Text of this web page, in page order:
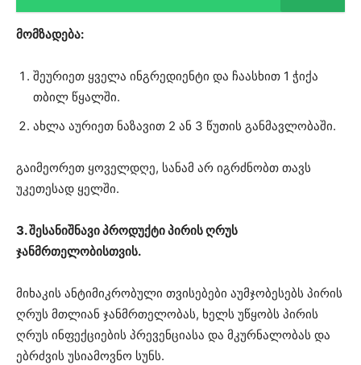
მომზადება:
შეურიეთ ყველა ინგრედიენტი და ჩაასხით 1 ჭიქა
თბილ წყალში.
ახლა აურიეთ ნაზავით 2 ან 3 წუთის განმავლობაში.
გაიმეორეთ ყოველდღე, სანამ არ იგრძნობთ თავს
უკეთესად ყელში.
3. შესანიშნავი პროდუქტი პირის ღრუს
ჯანმრთელობისთვის.
მიხაკის ანტიმიკრობული თვისებები აუმჯობესებს პირის
ღრუს მთლიან ჯანმრთელობას, ხელს უწყობს პირის
ღრუს ინფექციების პრევენციასა და მკურნალობას და
ებრძვის უსიამოვნო სუნს.